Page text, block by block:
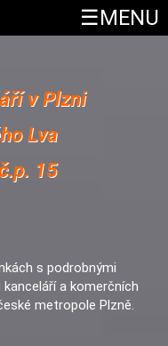
v Plzni
Lva
15
s podrobnými
a komerčních
metropole Plzně.